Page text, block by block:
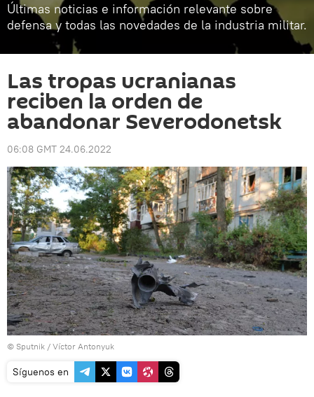
Últimas noticias e información relevante sobre
defensa y todas las novedades de la industria militar.
Las tropas ucranianas
reciben la orden de
abandonar Severodonetsk
06:08 GMT 24.06.2022
© Sputnik / Víctor Antonyuk
Síguenos en